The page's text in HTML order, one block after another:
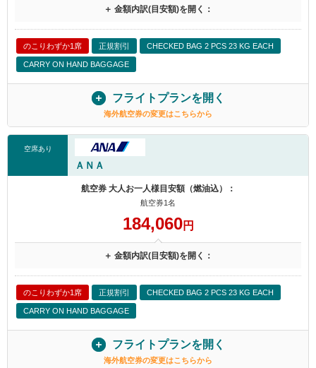
＋ 金額内訳(目安額)を開く：
のこりわずか1席 正規割引 CHECKED BAG 2 PCS 23 KG EACH
CARRY ON HAND BAGGAGE
フライトプランを開く
海外航空券の変更はこちらから
空席あり
ＡＮＡ
航空券 大人お一人様目安額（燃油込）：
航空券1名
184,060円
＋ 金額内訳(目安額)を開く：
のこりわずか1席 正規割引 CHECKED BAG 2 PCS 23 KG EACH
CARRY ON HAND BAGGAGE
フライトプランを開く
海外航空券の変更はこちらから